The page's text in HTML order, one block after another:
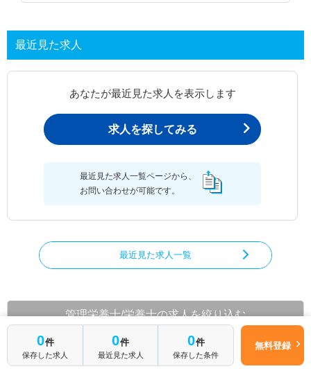
最近見た求人
あなたが最近見た求人を表示します
求人を探してみる
最近見た求人一覧ページから、
お問い合わせが可能です。
最近見た求人一覧
0件
保存した求人
0件
最近見た求人
0件
保存した条件
無料登録
管理栄養士/栄養士の求人を絞り込む
都道府県から管理栄養士/栄養士の求人を探す
北海道 青森県
岩手県